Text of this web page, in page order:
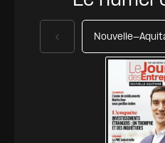
Précédent